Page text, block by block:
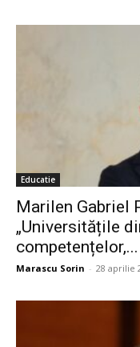
Educatie
Marilen Gabriel
„Universitățile
competențelor,...
Marascu Sorin - 28 aprilie